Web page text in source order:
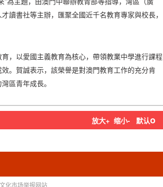
讀書社等主辦，匯聚全國近千名教育專家與校長，
，以愛國主義教育為核心，帶領教業中學進行課程
。賀誠表示，該榮譽是對澳門教育工作的充分肯
區青年成長。
放大+ 缩小- 默认o
化市场举报网站